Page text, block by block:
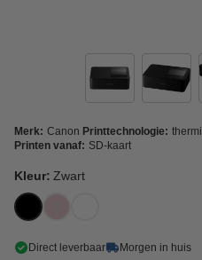
Merk: Canon Printtechnologie:
Printen vanaf: SD-kaart
Kleur: Zwart
Direct leverbaar Morgen in huis